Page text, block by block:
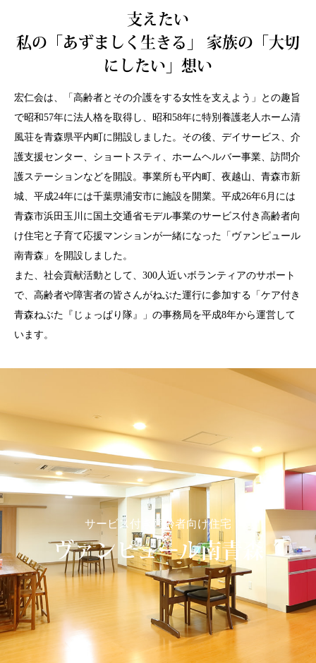
支えたい
私の「あずましく生きる」 家族の「大切
にしたい」想い
宏仁会は、「高齢者とその介護をする女性を支えよう」との趣旨
で昭和57年に法人格を取得し、昭和58年に特別養護老人ホーム清
風荘を青森県平内町に開設しました。その後、デイサービス、介
護支援センター、ショートスティ、ホームヘルバー事業、訪問介
護ステーションなどを開設。事業所も平内町、夜越山、青森市新
城、平成24年には千葉県浦安市に施設を開業。平成26年6月には
青森市浜田玉川に国土交通省モデル事業のサービス付き高齢者向
け住宅と子育て応援マンションが一緒になった「ヴァンピュール
南青森」を開設しました。
また、社会貢献活動として、300人近いボランティアのサポート
で、高齢者や障害者の皆さんがねぶた運行に参加する「ケア付き
青森ねぶた『じょっぱり隊』」の事務局を平成8年から運営して
います。
サービス付き高齢者向け住宅
ヴァンピュール南青森